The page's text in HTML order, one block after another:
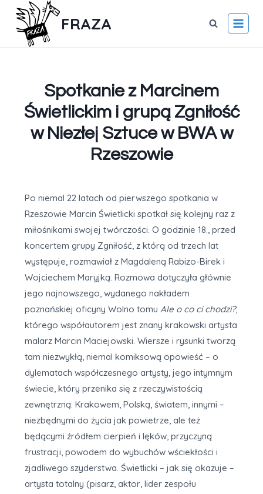
FRAZA
Spotkanie z Marcinem
Świetlickim i grupą Zgniłość
w Niezłej Sztuce w BWA w
Rzeszowie
Po niemal 22 latach od pierwszego spotkania w
Rzeszowie Marcin Świetlicki spotkał się kolejny raz z
miłośnikami swojej twórczości. O godzinie 18., przed
koncertem grupy Zgniłość, z którą od trzech lat
występuje, rozmawiał z Magdaleną Rabizo-Birek i
Wojciechem Maryjką. Rozmowa dotyczyła głównie
jego najnowszego, wydanego nakładem
poznańskiej oficyny Wolno tomu Ale o co ci chodzi?,
którego współautorem jest znany krakowski artysta
malarz Marcin Maciejowski. Wiersze i rysunki tworzą
tam niezwykłą, niemal komiksową opowieść – o
dylematach współczesnego artysty, jego intymnym
świecie, który przenika się z rzeczywistością
zewnętrzną: Krakowem, Polską, światem, innymi –
niezbędnymi do życia jak powietrze, ale też
będącymi źródłem cierpień i lęków, przyczyną
frustracji, powodem do wybuchów wściekłości i
zjadliwego szyderstwa. Świetlicki – jak się okazuje –
artysta totalny (pisarz, aktor, lider zespołu